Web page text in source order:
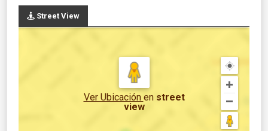
Street View
Ver Ubicación en street
view